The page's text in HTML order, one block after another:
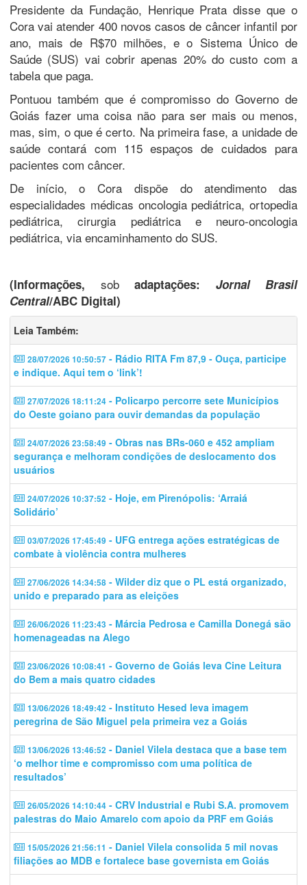
Presidente da Fundação, Henrique Prata disse que o
Cora vai atender 400 novos casos de câncer infantil por
ano, mais de R$70 milhões, e o Sistema Único de
Saúde (SUS) vai cobrir apenas 20% do custo com a
tabela que paga.
Pontuou também que é compromisso do Governo de
Goiás fazer uma coisa não para ser mais ou menos,
mas, sim, o que é certo. Na primeira fase, a unidade de
saúde contará com 115 espaços de cuidados para
pacientes com câncer.
De início, o Cora dispõe do atendimento das
especialidades médicas oncologia pediátrica, ortopedia
pediátrica, cirurgia pediátrica e neuro-oncologia
pediátrica, via encaminhamento do SUS.
(Informações, sobadaptações: Jornal Brasil
Central/ABC Digital)
Leia Também:
28/07/2026 10:50:57 - Rádio RITA Fm 87,9 - Ouça, participe
e indique. Aqui tem o ‘link’!
27/07/2026 18:11:24 - Policarpo percorre sete Municípios
do Oeste goiano para ouvir demandas da população
24/07/2026 23:58:49 - Obras nas BRs-060 e 452 ampliam
segurança e melhoram condições de deslocamento dos
usuários
24/07/2026 10:37:52 - Hoje, em Pirenópolis: ‘Arraiá
Solidário’
03/07/2026 17:45:49 - UFG entrega ações estratégicas de
combate à violência contra mulheres
27/06/2026 14:34:58 - Wilder diz que o PL está organizado,
unido e preparado para as eleições
26/06/2026 11:23:43 - Márcia Pedrosa e Camilla Donegá são
homenageadas na Alego
23/06/2026 10:08:41 - Governo de Goiás leva Cine Leitura
do Bem a mais quatro cidades
13/06/2026 18:49:42 - Instituto Hesed leva imagem
peregrina de São Miguel pela primeira vez a Goiás
13/06/2026 13:46:52 - Daniel Vilela destaca que a base tem
‘o melhor time e compromisso com uma política de
resultados’
26/05/2026 14:10:44 - CRV Industrial e Rubi S.A. promovem
palestras do Maio Amarelo com apoio da PRF em Goiás
15/05/2026 21:56:11 - Daniel Vilela consolida 5 mil novas
filiações ao MDB e fortalece base governista em Goiás